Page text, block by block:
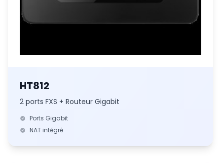
HT812
2 ports FXS + Routeur Gigabit
Ports Gigabit
NAT intégré